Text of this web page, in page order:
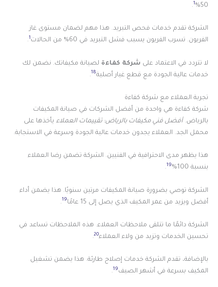
50%
1
.
الشركة تقدم خدمات فحص التبريد. هذا مهم لضمان مستوى غاز
الفريون. تسرب الفريون يسبب فشل التبريد في 60% من الحالات
1
.
لا تتردد في الاعتماد على شركة كفاءة لصيانة مكيفاتك. نضمن لك
خدمات عالية الجودة مع قطع غيار أصلية18
.
تجربة العملاء مع شركة كفاءة
شركة كفاءة هي واحدة من أفضل الشركات في صيانة المكيفات
بالرياض. أفضل فني مكيفات بالرياض: تقييمات العملاء يأخذها على
محمل الجد. العملاء يجدون خدمات عالية الجودة وسرعة في الاستجابة.
هذا يظهر مدى الاحترافية في الفنيين. الشركة تضمن رضا العملاء
بنسبة 100%
19
.
الشركة توصي بضرورة صيانة المكيفات مرتين سنويًا. هذا يضمن أداء
أفضل ويزيد من عمر المكيف الذي يصل إلى 15 عامًا
19
.
الشركة دائمًا ما تتلقى ملاحظات العملاء. هذه الملاحظات تساعد في
تحسين الخدمات وتزيد من ولاء العملاء20
.
بالإضافة، تقدم الشركة خدمات إصلاح طارئة. هذا يضمن تشغيل
المكيف بسرعة في أشهر الصيف19
.